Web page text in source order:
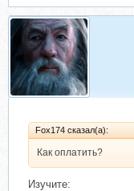
Fox174 сказал(а):
Как оплатить?
Изучите: